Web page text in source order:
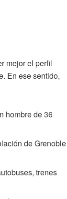
mejor el perfil
En ese sentido,
hombre de 36
de Grenoble
trenes